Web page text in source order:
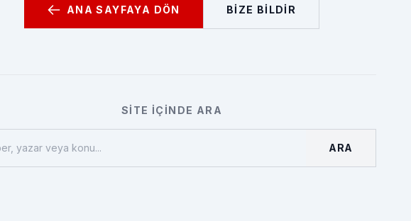
ANA SAYFAYA DÖN BIZE BILDIR
SITE İÇINDE ARA
ARA